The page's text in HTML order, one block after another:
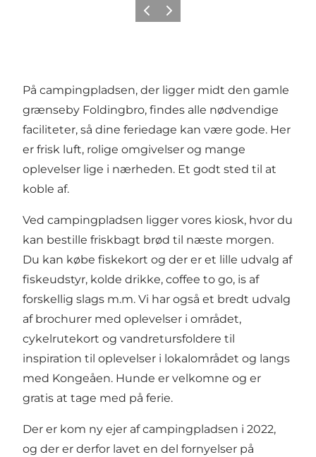
Forrige billede
Næste billede
På campingpladsen, der ligger midt den gamle
grænseby Foldingbro, findes alle nødvendige
faciliteter, så dine feriedage kan være gode. Her
er frisk luft, rolige omgivelser og mange
oplevelser lige i nærheden. Et godt sted til at
koble af.
Ved campingpladsen ligger vores kiosk, hvor du
kan bestille friskbagt brød til næste morgen.
Du kan købe fiskekort og der er et lille udvalg af
fiskeudstyr, kolde drikke, coffee to go, is af
forskellig slags m.m. Vi har også et bredt udvalg
af brochurer med oplevelser i området,
cykelrutekort og vandretursfoldere til
inspiration til oplevelser i lokalområdet og langs
med Kongeåen. Hunde er velkomne og er
gratis at tage med på ferie.
Der er kom ny ejer af campingpladsen i 2022,
og der er derfor lavet en del fornyelser på